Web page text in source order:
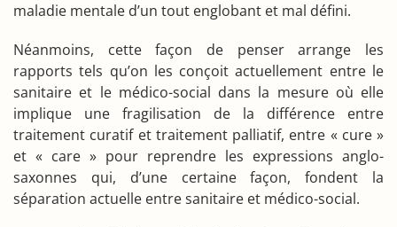
maladie mentale d’un tout englobant et mal défini.
Néanmoins, cette façon de penser arrange les
rapports tels qu’on les conçoit actuellement entre le
sanitaire et le médico-social dans la mesure où elle
implique une fragilisation de la différence entre
traitement curatif et traitement palliatif, entre « cure »
et « care » pour reprendre les expressions anglo-
saxonnes qui, d’une certaine façon, fondent la
séparation actuelle entre sanitaire et médico-social.